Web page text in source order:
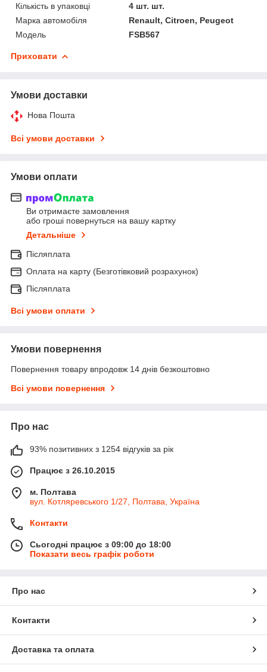
Кількість в упаковці
4 шт. шт.
Марка автомобіля
Renault, Citroen, Peugeot
Мoдель
FSB567
Приховати
Умови доставки
Нова Пошта
Всі умови доставки
Умови оплати
Ви отримаєте замовлення
або гроші повернуться на вашу картку
Детальніше
Післяплата
Оплата на карту (Безготівковий розрахунок)
Післяплата
Всі умови оплати
Умови повернення
Повернення товару впродовж 14 днів безкоштовно
Всі умови повернення
Про нас
93% позитивних з 1254 відгуків за рік
Працює з 26.10.2015
м. Полтава
вул. Котляревського 1/27, Полтава, Україна
Контакти
Сьогодні працює з 09:00 до 18:00
Показати весь графік роботи
Про нас
Контакти
Доставка та оплата